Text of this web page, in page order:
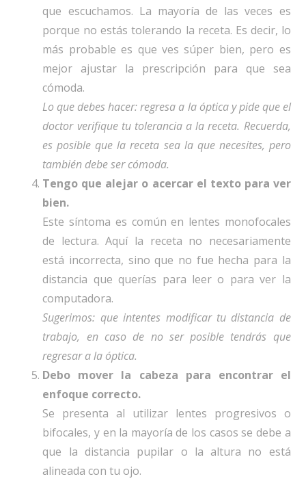
que escuchamos. La mayoría de las veces es
porque no estás tolerando la receta. Es decir, lo
más probable es que ves súper bien, pero es
mejor ajustar la prescripción para que sea
cómoda.
Lo que debes hacer: regresa a la óptica y pide que el
doctor verifique tu tolerancia a la receta. Recuerda,
es posible que la receta sea la que necesites, pero
también debe ser cómoda.
Tengo que alejar o acercar el texto para ver
bien.
Este síntoma es común en lentes monofocales
de lectura. Aquí la receta no necesariamente
está incorrecta, sino que no fue hecha para la
distancia que querías para leer o para ver la
computadora.
Sugerimos: que intentes modificar tu distancia de
trabajo, en caso de no ser posible tendrás que
regresar a la óptica.
Debo mover la cabeza para encontrar el
enfoque correcto.
Se presenta al utilizar lentes progresivos o
bifocales, y en la mayoría de los casos se debe a
que la distancia pupilar o la altura no está
alineada con tu ojo.